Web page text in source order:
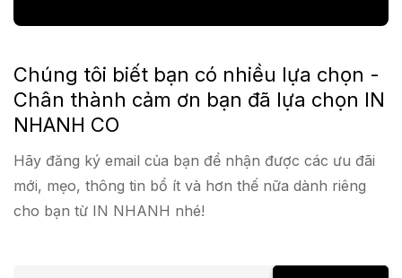
Chúng tôi biết bạn có nhiều lựa chọn -
Chân thành cảm ơn bạn đã lựa chọn IN
NHANH CO
Hãy đăng ký email của bạn để nhận được các ưu đãi
mới, mẹo, thông tin bổ ít và hơn thế nữa dành riêng
cho bạn từ IN NHANH nhé!